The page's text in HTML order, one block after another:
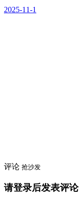
2025-11-1
评论 抢沙发
请登录后发表评论